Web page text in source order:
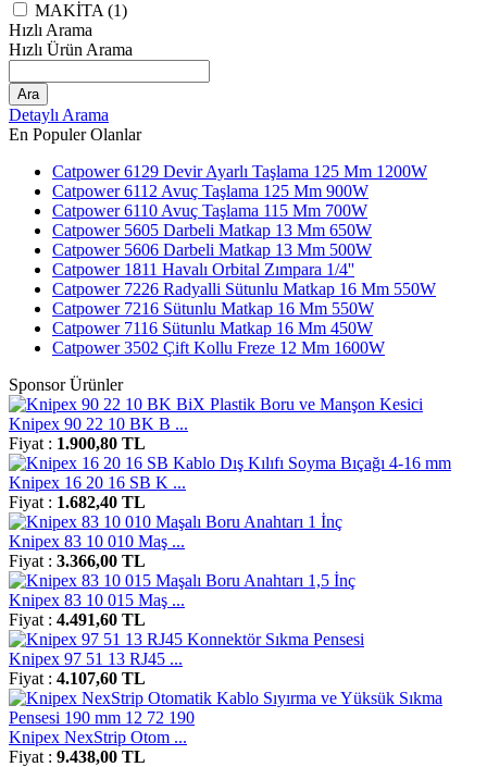
MAKİTA (1)
Hızlı Arama
Hızlı Ürün Arama
Ara
Detaylı Arama
En Populer Olanlar
Catpower 6129 Devir Ayarlı Taşlama 125 Mm 1200W
Catpower 6112 Avuç Taşlama 125 Mm 900W
Catpower 6110 Avuç Taşlama 115 Mm 700W
Catpower 5605 Darbeli Matkap 13 Mm 650W
Catpower 5606 Darbeli Matkap 13 Mm 500W
Catpower 1811 Havalı Orbital Zımpara 1/4''
Catpower 7226 Radyalli Sütunlu Matkap 16 Mm 550W
Catpower 7216 Sütunlu Matkap 16 Mm 550W
Catpower 7116 Sütunlu Matkap 16 Mm 450W
Catpower 3502 Çift Kollu Freze 12 Mm 1600W
Sponsor Ürünler
Knipex 90 22 10 BK B ...
Fiyat : 1.900,80 TL
Knipex 16 20 16 SB K ...
Fiyat : 1.682,40 TL
Knipex 83 10 010 Maş ...
Fiyat : 3.366,00 TL
Knipex 83 10 015 Maş ...
Fiyat : 4.491,60 TL
Knipex 97 51 13 RJ45 ...
Fiyat : 4.107,60 TL
Knipex NexStrip Otom ...
Fiyat : 9.438,00 TL